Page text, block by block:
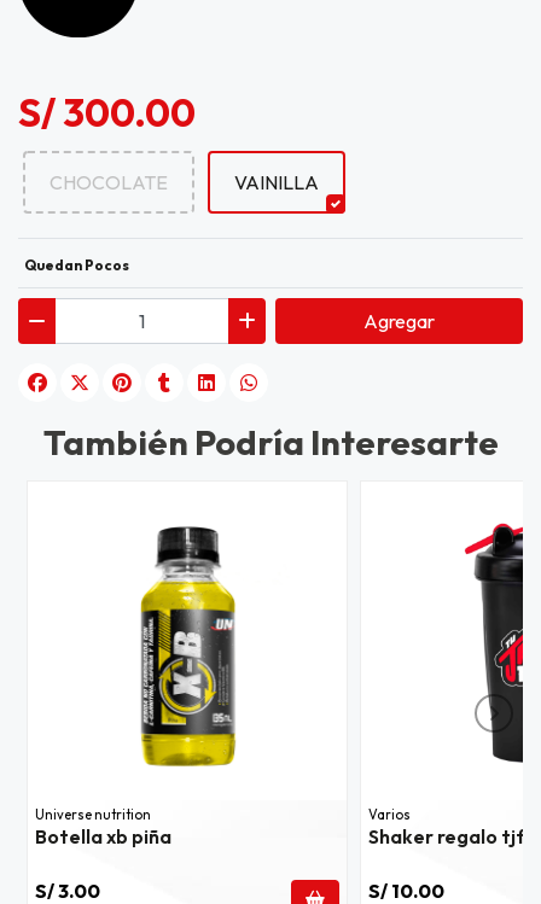
S/ 300.00
CHOCOLATE VAINILLA
Quedan Pocos
Agregar
También Podría Interesarte
Universe nutrition
Botella xb piña
S/ 3.00
Varios
Shaker regalo tjf
S/ 10.00